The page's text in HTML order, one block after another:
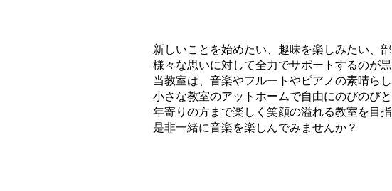
新しいことを始めたい、趣味を楽しみたい、
様々な思いに対して全力でサポートするのが
当教室は、音楽やフルートやピアノの素晴ら
小さな教室のアットホームで自由にのびのび
年寄りの方まで楽しく笑顔の溢れる教室を目
是非一緒に音楽を楽しんでみませんか？